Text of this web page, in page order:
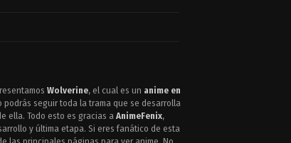
Wolverine, el cual es un anime en
podrás seguir toda la trama que se desarrolla
ella. Todo esto es gracias a AnimeFenix,
y última etapa. Si eres fanático de esta